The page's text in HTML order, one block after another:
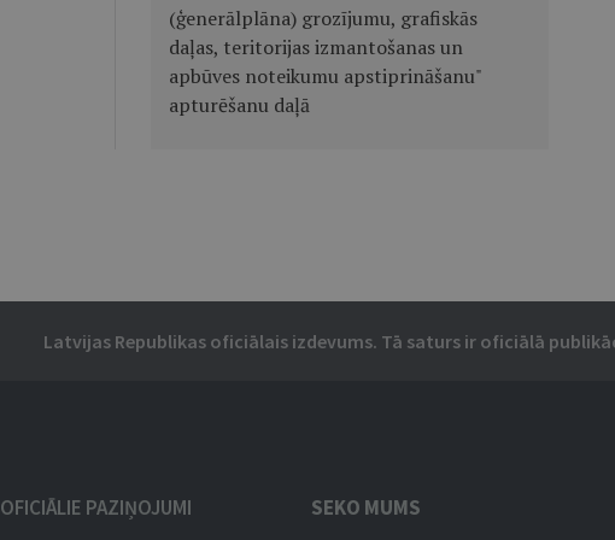
(ģenerālplāna) grozījumu, grafiskās
daļas, teritorijas izmantošanas un
apbūves noteikumu apstiprināšanu"
apturēšanu daļā
Latvijas Republikas oficiālais izdevums. Tā saturs ir oficiālā
OFICIĀLIE PAZIŅOJUMI SEKO MUMS